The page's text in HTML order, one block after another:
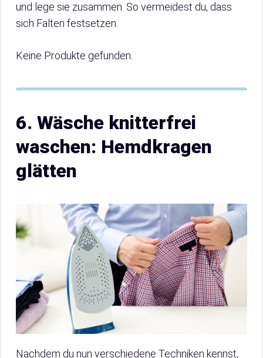
und lege sie zusammen. So vermeidest du, dass
sich Falten festsetzen.
Keine Produkte gefunden.
6. Wäsche knitterfrei
waschen: Hemdkragen
glätten
Nachdem du nun verschiedene Techniken kennst,